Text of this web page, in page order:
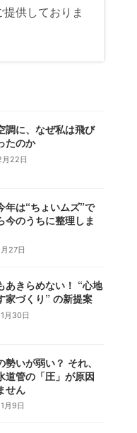
供しておりま
調に、なぜ私は飛び
たのか
22日
年は“ちょいムズ”で
今のうちに整理しま
27日
あきらめない！ “心地
家づくり” の新提案
月30日
勢いが弱い？ それ、
道管の「圧」が原因
せん
月9日